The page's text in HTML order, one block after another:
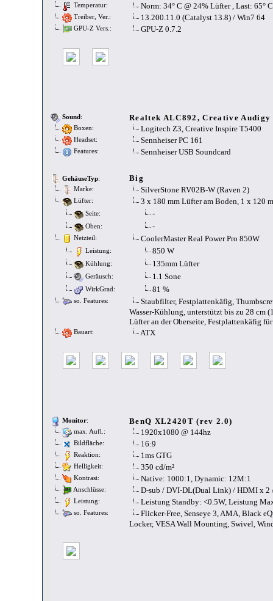
Temperatur: Norm: 34° C @ 24% Lüfter , Last: 65°
Treiber, Ver.: 13.200.11.0 (Catalyst 13.8) / Win7 64
GPU-Z Vers.: GPU-Z 0.7.2
Sound: Realtek ALC892, Creative Audigy
Boxen: Logitech Z3, Creative Inspire T5400
Headset: Sennheiser PC 161
Features: Sennheiser USB Soundcard
GehäuseTyp: Big
Marke: SilverStone RV02B-W (Raven 2)
Lüfter: 3 x 180 mm Lüfter am Boden, 1 x 120
Seite: -
Oben: -
Netzteil: CoolerMaster Real Power Pro 850W
Leistung: 850 W
Kühlung: 135mm Lüfter
Geräusch: 1.1 Sone
WirkGrad: 81 %
so. Features:
Staubfilter, Festplattenkäfig,
Wasser-Kühlung, unterstützt bis zu 28 cm
Lüfter an der Oberseite, Festplattenkäfig
Bauart: ATX
Monitor: BenQ XL2420T (rev 2.0)
max. Aufl.: 1920x1080 @ 144hz
Bildfläche: 16:9
Reaktion: 1ms GTG
Helligkeit: 350 cd/m²
Kontrast: Native: 1000:1, Dynamic: 12M:1
Anschlüsse: D-sub / DVI-DL(Dual Link) / HDMI x 2
Leistung: Leistung Standby: <0.5W, Leistung
so. Features:
Flicker-Free, Senseye 3, AMA, Black
Locker, VESA Wall Mounting, Swivel,